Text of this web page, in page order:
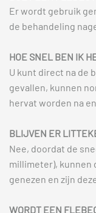
Er wordt gebruik
de behandeling
HOE SNEL BEN IK
U kunt direct na de
gevallen, kunnen
hervat worden na
BLIJVEN ER
Nee, doordat de
millimeter), kunnen
genezen en zijn
WORDT EEN